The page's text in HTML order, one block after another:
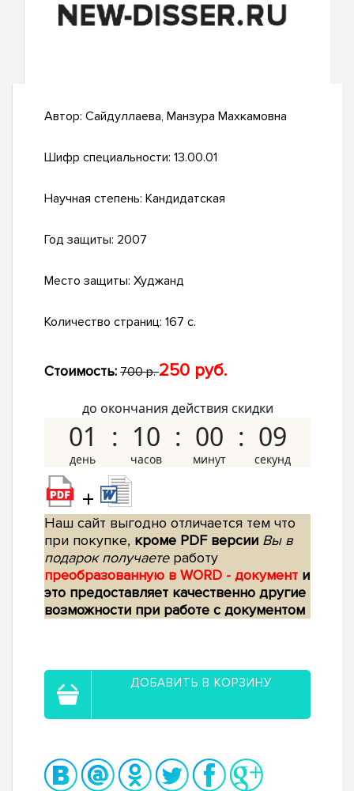
Автор: Сайдуллаева, Манзура Махкамовна
Шифр специальности: 13.00.01
Научная степень: Кандидатская
Год защиты: 2007
Место защиты: Худжанд
Количество страниц: 167 с.
Стоимость: 700 р.250 руб.
до окончания действия скидки
01 10 00 08
+
Наш сайт выгодно отличается тем что
при покупке, кроме PDF версии Вы в
подарок получаетеработу
преобразованную в WORD - документ и
это предоставляет качественно другие
возможности при работе с документом
ДОБАВИТЬ В КОРЗИНУ